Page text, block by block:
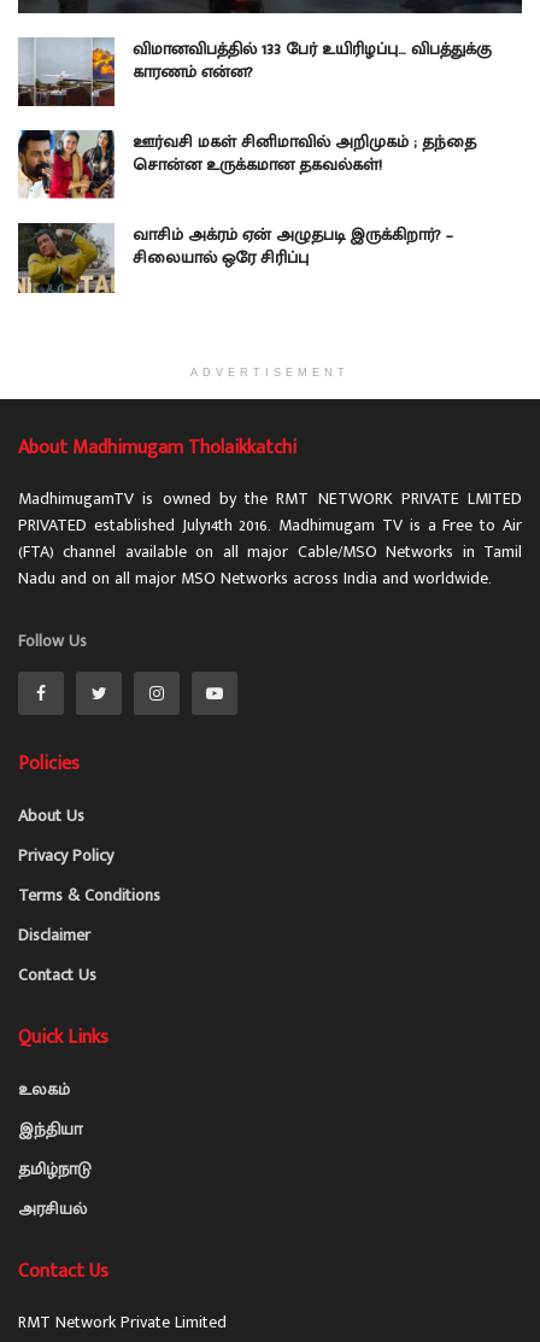
விமானவிபத்தில் 133 பேர் உயிரிழப்பு… விபத்துக்கு
காரணம் என்ன?
ஊர்வசி மகள் சினிமாவில் அறிமுகம் ; தந்தை
சொன்ன உருக்கமான தகவல்கள்!
வாசிம் அக்ரம் ஏன் அழுதபடி இருக்கிறார்? –
சிலையால் ஒரே சிரிப்பு
ADVERTISEMENT
About Madhimugam Tholaikkatchi
MadhimugamTV is owned by the RMT NETWORK PRIVATE LMITED
PRIVATED established July14th 2016. Madhimugam TV is a Free to Air
(FTA) channel available on all major Cable/MSO Networks in Tamil
Nadu and on all major MSO Networks across India and worldwide.
Follow Us
Policies
About Us
Privacy Policy
Terms & Conditions
Disclaimer
Contact Us
Quick Links
உலகம்
இந்தியா
தமிழ்நாடு
அரசியல்
Contact Us
RMT Network Private Limited